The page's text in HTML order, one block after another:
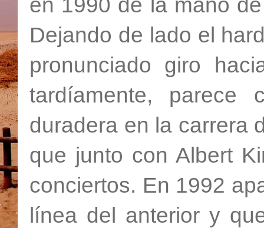
Dejando de lado el
pronunciado giro
tardíamente, parece
duradera en la carrera
que junto con Albert
conciertos. En 1992
línea del anterior y